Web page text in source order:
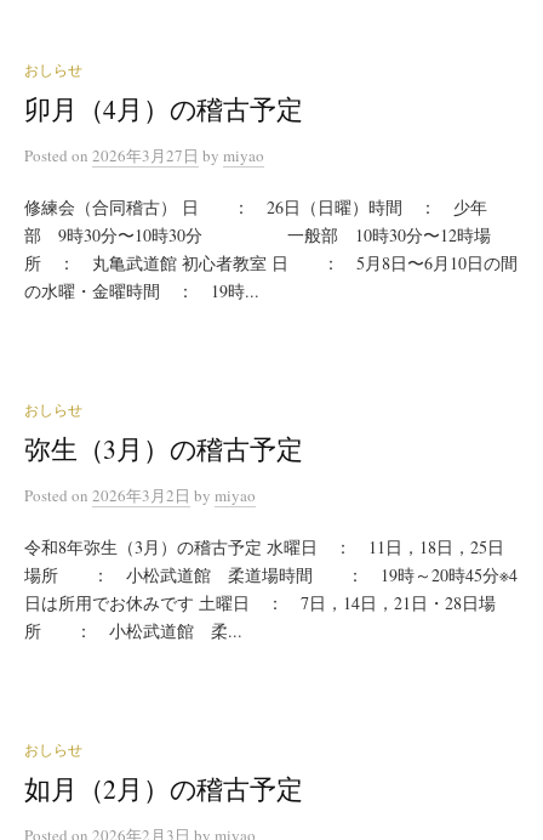
おしらせ
卯月（4月）の稽古予定
Posted on 2026年3月27日 by miyao
修練会（合同稽古） 日 ： 26日（日曜）時間 ： 少年
部 9時30分〜10時30分 一般部 10時30分〜12時場
所 ： 丸亀武道館 初心者教室 日 ： 5月8日〜6月10日の間
の水曜・金曜時間 ： 19時...
おしらせ
弥生（3月）の稽古予定
Posted on 2026年3月2日 by miyao
令和8年弥生（3月）の稽古予定 水曜日 ： 11日，18日，25日
場所 ： 小松武道館 柔道場時間 ： 19時～20時45分※4
日は所用でお休みです 土曜日 ： 7日，14日，21日・28日場
所 ： 小松武道館 柔...
おしらせ
如月（2月）の稽古予定
Posted on 2026年2月3日 by miyao